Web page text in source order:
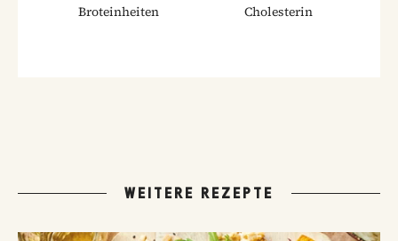
Broteinheiten Cholesterin
WEITERE REZEPTE